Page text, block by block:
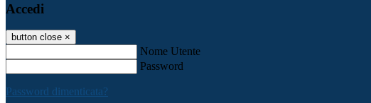
Accedi
button close ×
Nome Utente
Password
Password dimenticata?